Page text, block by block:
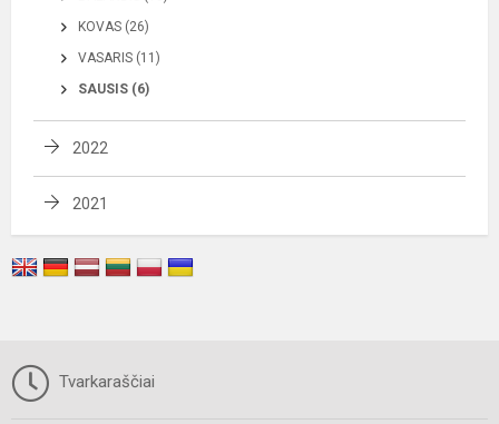
KOVAS (26)
VASARIS (11)
SAUSIS (6)
2022
2021
Tvarkaraščiai